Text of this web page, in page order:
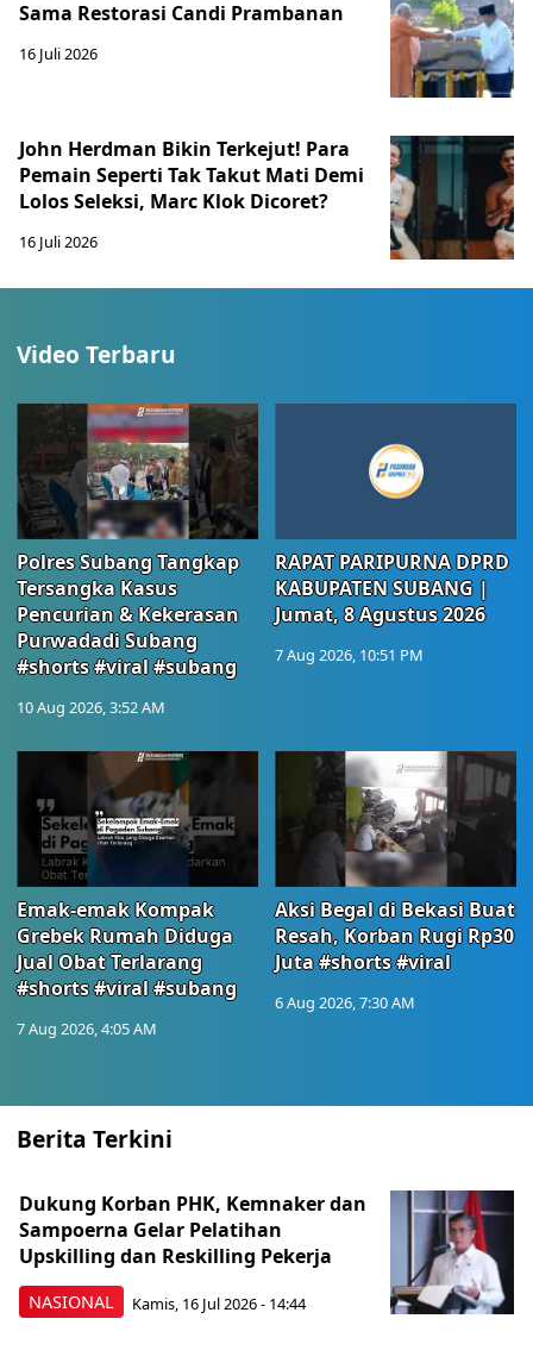
Sama Restorasi Candi Prambanan
16 Juli 2026
John Herdman Bikin Terkejut! Para
Pemain Seperti Tak Takut Mati Demi
Lolos Seleksi, Marc Klok Dicoret?
16 Juli 2026
Video Terbaru
Polres Subang Tangkap
Tersangka Kasus
Pencurian & Kekerasan
Purwadadi Subang
#shorts #viral #subang
10 Aug 2026, 3:52 AM
RAPAT PARIPURNA DPRD
KABUPATEN SUBANG |
Jumat, 8 Agustus 2026
7 Aug 2026, 10:51 PM
Emak-emak Kompak
Grebek Rumah Diduga
Jual Obat Terlarang
#shorts #viral #subang
7 Aug 2026, 4:05 AM
Aksi Begal di Bekasi Buat
Resah, Korban Rugi Rp30
Juta #shorts #viral
6 Aug 2026, 7:30 AM
Berita Terkini
NASIONAL
Dukung Korban PHK, Kemnaker dan
Sampoerna Gelar Pelatihan
Upskilling dan Reskilling Pekerja
Kamis, 16 Jul 2026 - 14:44